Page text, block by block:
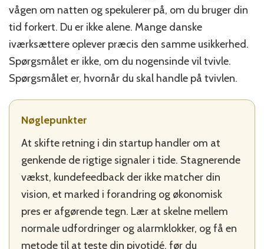
skifte
retning
i
din
startup
vågen om natten og spekulerer på, om du bruger din
tid forkert. Du er ikke alene. Mange danske
iværksættere oplever præcis den samme usikkerhed.
Spørgsmålet er ikke, om du nogensinde vil tvivle.
Spørgsmålet er, hvornår du skal handle på tvivlen.
Nøglepunkter
At skifte retning i din startup handler om at
genkende de rigtige signaler i tide. Stagnerende
vækst, kundefeedback der ikke matcher din
vision, et marked i forandring og økonomisk
pres er afgørende tegn. Lær at skelne mellem
normale udfordringer og alarmklokker, og få en
metode til at teste din pivotidé, før du